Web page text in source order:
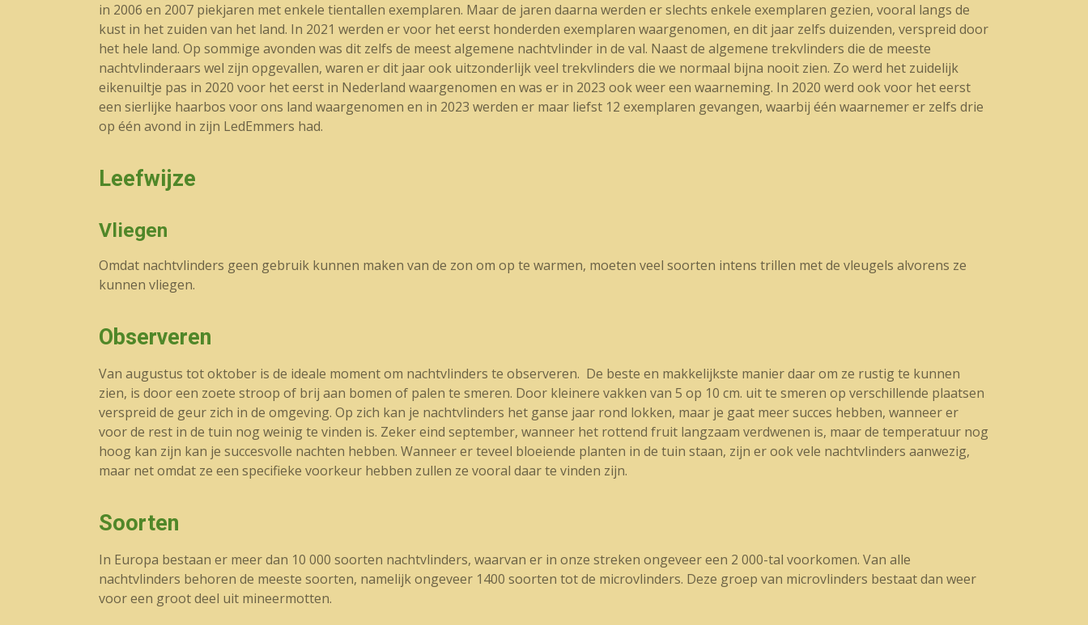
in 2006 en 2007 piekjaren met enkele tientallen exemplaren. Maar de jaren daarna werden er slechts enkele exemplaren gezien, vooral langs de
kust in het zuiden van het land. In 2021 werden er voor het eerst honderden exemplaren waargenomen, en dit jaar zelfs duizenden, verspreid door
het hele land. Op sommige avonden was dit zelfs de meest algemene nachtvlinder in de val. Naast de algemene trekvlinders die de meeste
nachtvlinderaars wel zijn opgevallen, waren er dit jaar ook uitzonderlijk veel trekvlinders die we normaal bijna nooit zien. Zo werd het zuidelijk
eikenuiltje pas in 2020 voor het eerst in Nederland waargenomen en was er in 2023 ook weer een waarneming. In 2020 werd ook voor het eerst
een sierlijke haarbos voor ons land waargenomen en in 2023 werden er maar liefst 12 exemplaren gevangen, waarbij één waarnemer er zelfs drie
op één avond in zijn LedEmmers had.
Leefwijze
Vliegen
Omdat nachtvlinders geen gebruik kunnen maken van de zon om op te warmen, moeten veel soorten intens trillen met de vleugels alvorens ze
kunnen vliegen.
Observeren
Van augustus tot oktober is de ideale moment om nachtvlinders te observeren. De beste en makkelijkste manier daar om ze rustig te kunnen
zien, is door een zoete stroop of brij aan bomen of palen te smeren. Door kleinere vakken van 5 op 10 cm. uit te smeren op verschillende plaatsen
verspreid de geur zich in de omgeving. Op zich kan je nachtvlinders het ganse jaar rond lokken, maar je gaat meer succes hebben, wanneer er
voor de rest in de tuin nog weinig te vinden is. Zeker eind september, wanneer het rottend fruit langzaam verdwenen is, maar de temperatuur nog
hoog kan zijn kan je succesvolle nachten hebben. Wanneer er teveel bloeiende planten in de tuin staan, zijn er ook vele nachtvlinders aanwezig,
maar net omdat ze een specifieke voorkeur hebben zullen ze vooral daar te vinden zijn.
Soorten
In Europa bestaan er meer dan 10 000 soorten nachtvlinders, waarvan er in onze streken ongeveer een 2 000-tal voorkomen. Van alle
nachtvlinders behoren de meeste soorten, namelijk ongeveer 1400 soorten tot de microvlinders. Deze groep van microvlinders bestaat dan weer
voor een groot deel uit mineermotten.